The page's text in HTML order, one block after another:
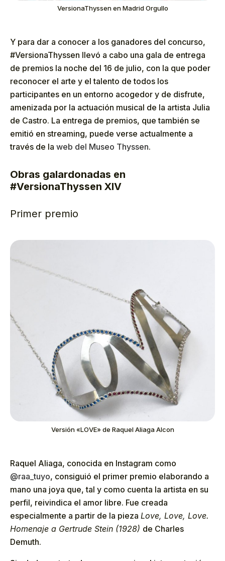
VersionaThyssen en Madrid Orgullo
Y para dar a conocer a los ganadores del concurso,
#VersionaThyssen llevó a cabo una gala de entrega
de premios la noche del 16 de julio, con la que poder
reconocer el arte y el talento de todos los
participantes en un entorno acogedor y de disfrute,
amenizada por la actuación musical de la artista Julia
de Castro. La entrega de premios, que también se
emitió en streaming, puede verse actualmente a
través de la web del Museo Thyssen.
Obras galardonadas en
#VersionaThyssen XIV
Primer premio
Versión «LOVE» de Raquel Aliaga Alcon
Raquel Aliaga, conocida en Instagram como
@raa_tuyo, consiguió el primer premio elaborando a
mano una joya que, tal y como cuenta la artista en su
perfil, reivindica el amor libre. Fue creada
especialmente a partir de la pieza Love, Love, Love.
Homenaje a Gertrude Stein (1928) de Charles
Demuth.